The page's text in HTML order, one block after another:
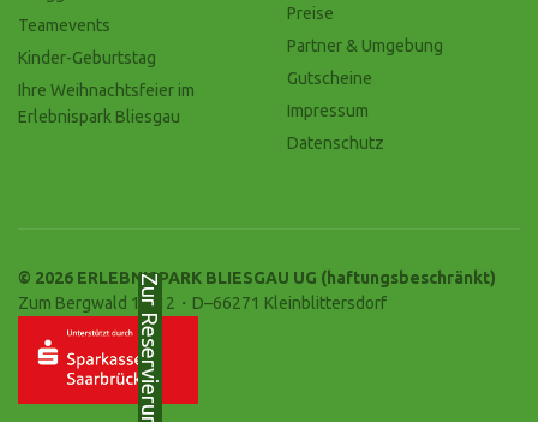
Teamevents
Kinder-Geburtstag
Ihre Weihnachtsfeier im
Erlebnispark Bliesgau
Preise
Partner & Umgebung
Gutscheine
Impressum
Datenschutz
© 2026 ERLEBNISPARK BLIESGAU UG (haftungsbeschränkt)
Zum Bergwald 10-12・D–66271 Kleinblittersdorf
Zur Reservierung